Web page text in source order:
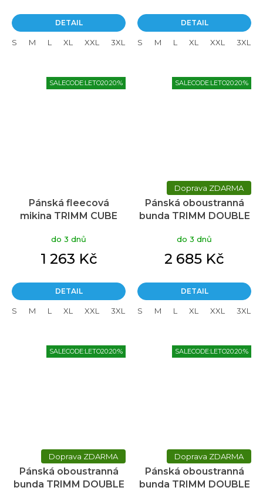
DETAIL
S M L XL XXL 3XL
DETAIL
S M L XL XXL 3XL
SALECODE:LETO20:20:%
Pánská fleecová
mikina TRIMM CUBE
do 3 dnů
1 263 Kč
DETAIL
S M L XL XXL 3XL
SALECODE:LETO20:20:%
ZDARMA
Pánská oboustranná
bunda TRIMM DOUBLE
do 3 dnů
2 685 Kč
DETAIL
S M L XL XXL 3XL
SALECODE:LETO20:20:%
ZDARMA
Pánská oboustranná
bunda TRIMM DOUBLE
SALECODE:LETO20:20:%
ZDARMA
Pánská oboustranná
bunda TRIMM DOUBLE